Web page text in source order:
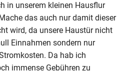
in unserem kleinen Hausflur
das auch nur damit dieser
wird, da unsere Haustür nicht
Einnahmen sondern nur
Da hab ich
immense Gebühren zu